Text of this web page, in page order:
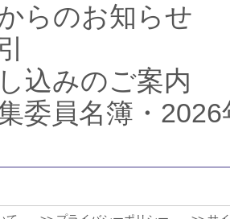
らのお知らせ
込みのご案内
委員名簿・